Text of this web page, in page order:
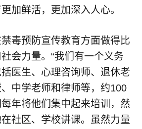
加鲜活，更加深入人心。
毒预防宣传教育方面做得比
会力量。“我们有一个义务
医生、心理咨询师、退休老
中学老师和律师等，约100
年将他们集中起来培训，然
社区、学校讲课。虽然力量